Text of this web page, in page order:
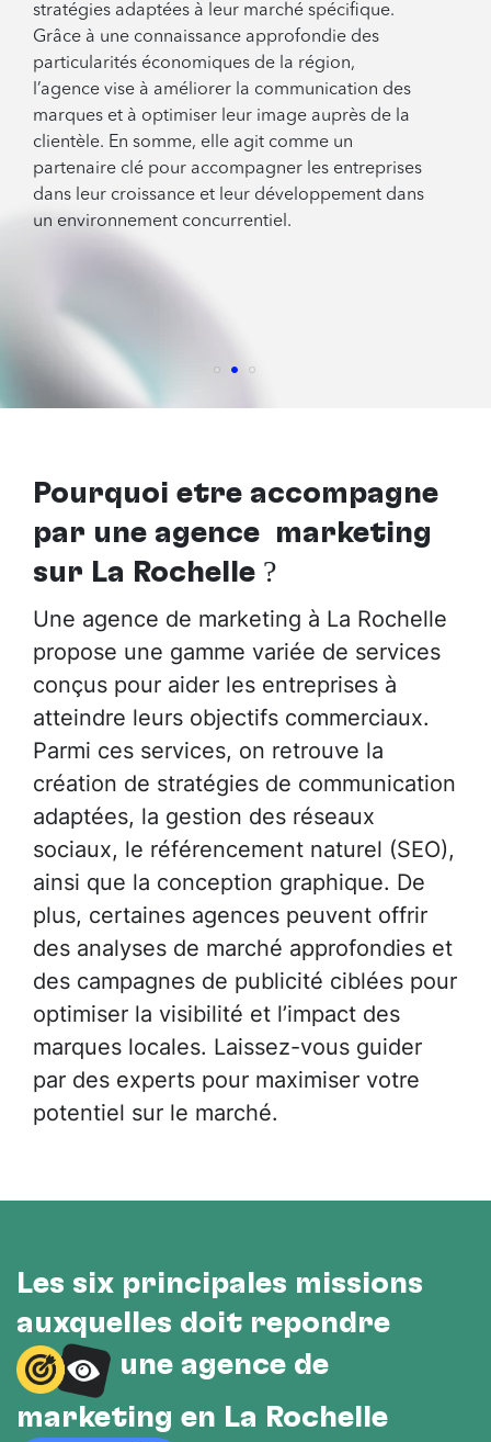
stratégies adaptées à leur marché spécifique.
Grâce à une connaissance approfondie des
particularités économiques de la région,
l’agence vise à améliorer la communication des
marques et à optimiser leur image auprès de la
clientèle. En somme, elle agit comme un
partenaire clé pour accompagner les entreprises
dans leur croissance et leur développement dans
un environnement concurrentiel.
Pourquoi être accompagné
par une agence marketing
sur La Rochelle ?
Une agence de marketing à La Rochelle
propose une gamme variée de services
conçus pour aider les entreprises à
atteindre leurs objectifs commerciaux.
Parmi ces services, on retrouve la
création de stratégies de communication
adaptées, la gestion des réseaux
sociaux, le référencement naturel (SEO),
ainsi que la conception graphique. De
plus, certaines agences peuvent offrir
des analyses de marché approfondies et
des campagnes de publicité ciblées pour
optimiser la visibilité et l’impact des
marques locales. Laissez-vous guider
par des experts pour maximiser votre
potentiel sur le marché.
Les six principales missions
auxquelles doit répondre
une agence de
marketing en La Rochelle